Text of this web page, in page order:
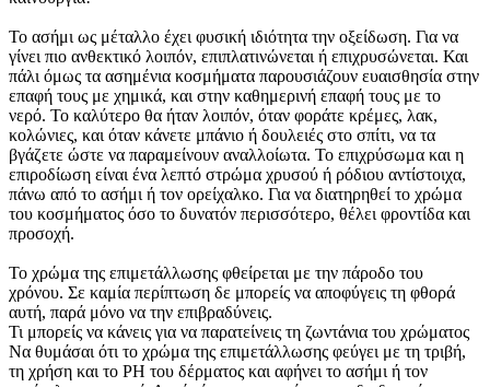
Το ασήμι ως μέταλλο έχει φυσική ιδιότητα την οξείδωση. Για να
γίνει πιο ανθεκτικό λοιπόν, επιπλατινώνεται ή επιχρυσώνεται. Και
πάλι όμως τα ασημένια κοσμήματα παρουσιάζουν ευαισθησία στην
επαφή τους με χημικά, και στην καθημερινή επαφή τους με το
νερό. Το καλύτερο θα ήταν λοιπόν, όταν φοράτε κρέμες, λακ,
κολώνιες, και όταν κάνετε μπάνιο ή δουλειές στο σπίτι, να τα
βγάζετε ώστε να παραμείνουν αναλλοίωτα. Το επιχρύσωμα και η
επιροδίωση είναι ένα λεπτό στρώμα χρυσού ή ρόδιου αντίστοιχα,
πάνω από το ασήμι ή τον ορείχαλκο. Για να διατηρηθεί το χρώμα
του κοσμήματος όσο το δυνατόν περισσότερο, θέλει φροντίδα και
προσοχή.
Το χρώμα της επιμετάλλωσης φθείρεται με την πάροδο του
χρόνου. Σε καμία περίπτωση δε μπορείς να αποφύγεις τη φθορά
αυτή, παρά μόνο να την επιβραδύνεις.
Τι μπορείς να κάνεις για να παρατείνεις τη ζωντάνια του χρώματος
Να θυμάσαι ότι το χρώμα της επιμετάλλωσης φεύγει με τη τριβή,
τη χρήση και το PH του δέρματος και αφήνει το ασήμι ή τον